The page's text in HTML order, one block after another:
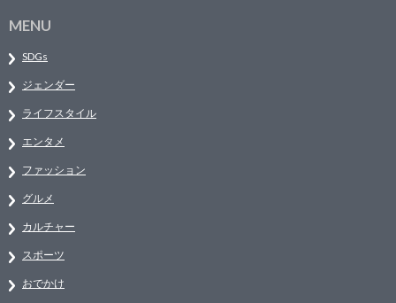
MENU
SDGs
ジェンダー
ライフスタイル
エンタメ
ファッション
グルメ
カルチャー
スポーツ
おでかけ